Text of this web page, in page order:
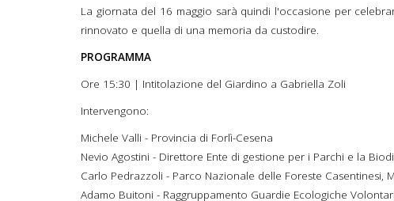
La giornata del 16 maggio sarà quindi l'occasione per
rinnovato e quella di una memoria da custodire.
PROGRAMMA
Ore 15:30 | Intitolazione del Giardino a Gabriella Zoli
Intervengono:
Michele Valli - Provincia di Forlì-Cesena
Nevio Agostini - Direttore Ente di gestione per i Parchi e la
Carlo Pedrazzoli - Parco Nazionale delle Foreste Casentinesi,
Adamo Buitoni - Raggruppamento Guardie Ecologiche